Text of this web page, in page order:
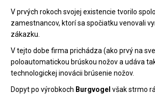
V prvých rokoch svojej existencie tvorilo
zamestnancov, ktorí sa spočiatku venovali
zákazku.
V tejto dobe firma prichádza (ako prvý na
poloautomatickou brúskou nožov a udáva
technologickej inovácii brúsenie nožov.
Dopyt po výrobkoch Burgvogel však strmo